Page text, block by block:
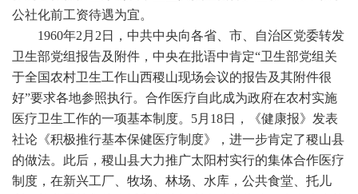
公社化前工资待遇为宜。
1960年2月2日，中共中央向各省、市、自治区党委转发
卫生部党组报告及附件，中央在批语中肯定“卫生部党组关
于全国农村卫生工作山西稷山现场会议的报告及其附件很
好”要求各地参照执行。合作医疗自此成为政府在农村实施
医疗卫生工作的一项基本制度。5月18日，《健康报》发表
社论《积极推行基本保健医疗制度》，进一步肯定了稷山县
的做法。此后，稷山县大力推广太阳村实行的集体合作医疗
制度，在新兴工厂、牧场、林场、水库，公共食堂、托儿